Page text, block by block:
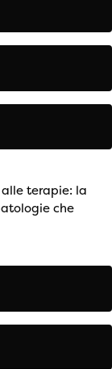
terapie: la
che